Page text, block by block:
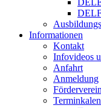
Informationen
Kontakt
Infovideos
Anfahrt
Anmeldung
Förderverein